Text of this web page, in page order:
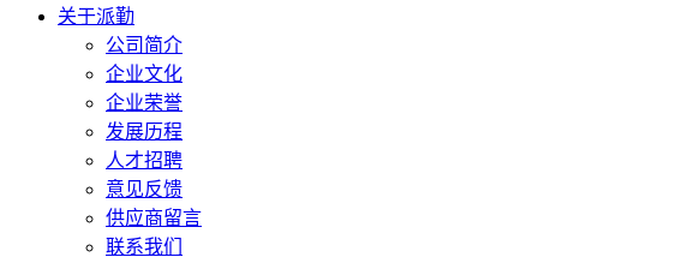
关于派勤
公司简介
企业文化
企业荣誉
发展历程
人才招聘
意见反馈
供应商留言
联系我们